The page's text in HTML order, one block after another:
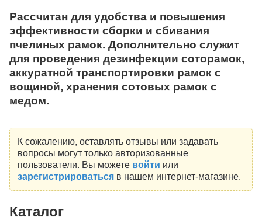
Рассчитан для удобства и повышения
эффективности сборки и сбивания
пчелиных рамок. Дополнительно служит
для проведения дезинфекции соторамок,
аккуратной транспортировки рамок с
вощиной, хранения сотовых рамок с
медом.
К сожалению, оставлять отзывы или задавать
вопросы могут только авторизованные
пользователи. Вы можете войти или
зарегистрироватьсяв нашем интернет-магазине.
Каталог